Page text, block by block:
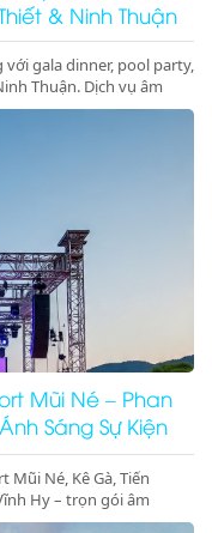
& Ninh Thuận
với gala dinner, pool party,
Thuận. Dịch vụ âm
đặt lịch ngay!
Mũi Né – Phan
Sáng Sự Kiện
Mũi Né, Kê Gà, Tiến
Hy – trọn gói âm
sự kiện đầu năm